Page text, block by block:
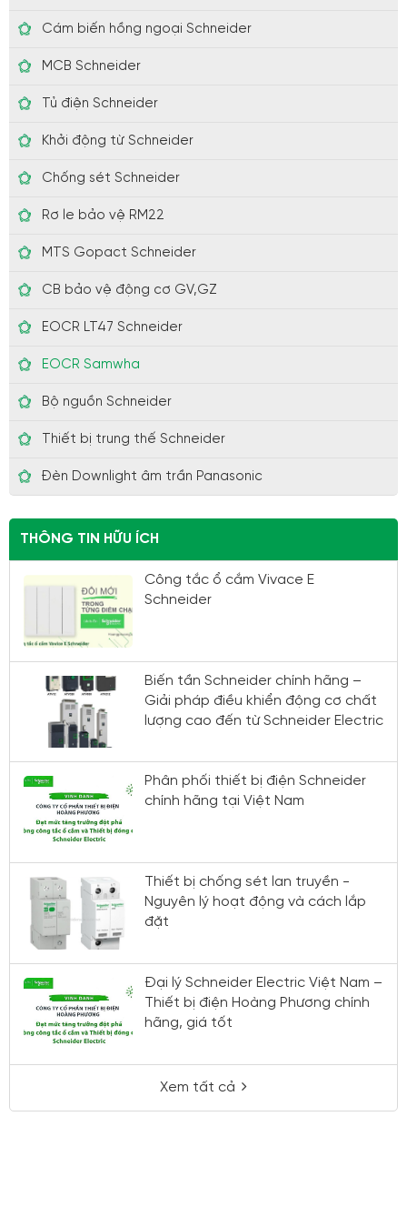
Cám biến hồng ngoại Schneider
MCB Schneider
Tủ điện Schneider
Khởi động từ Schneider
Chống sét Schneider
Rơ le bảo vệ RM22
MTS Gopact Schneider
CB bảo vệ động cơ GV,GZ
EOCR LT47 Schneider
EOCR Samwha
Bộ nguồn Schneider
Thiết bị trung thế Schneider
Đèn Downlight âm trần Panasonic
THÔNG TIN HỮU ÍCH
Công tắc ổ cắm Vivace E
Schneider
Biến tần Schneider chính hãng –
Giải pháp điều khiển động cơ chất
lượng cao đến từ Schneider Electric
Phân phối thiết bị điện Schneider
chính hãng tại Việt Nam
Thiết bị chống sét lan truyền -
Nguyên lý hoạt động và cách lắp
đặt
Đại lý Schneider Electric Việt Nam –
Thiết bị điện Hoàng Phương chính
hãng, giá tốt
Xem tất cả